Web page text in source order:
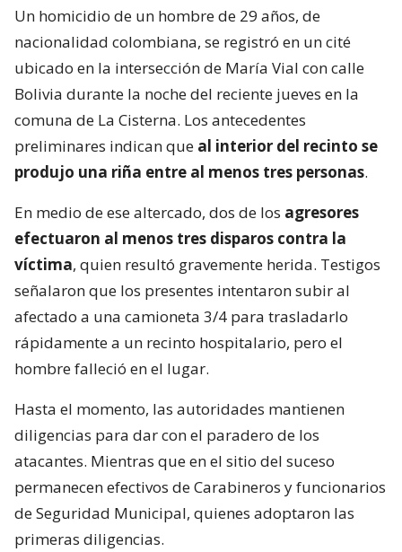
Un homicidio de un hombre de 29 años, de
nacionalidad colombiana, se registró en un cité
ubicado en la intersección de María Vial con calle
Bolivia durante la noche del reciente jueves en la
comuna de La Cisterna. Los antecedentes
preliminares indican que al interior del recinto se
produjo una riña entre al menos tres personas.
En medio de ese altercado, dos de los agresores
efectuaron al menos tres disparos contra la
víctima, quien resultó gravemente herida. Testigos
señalaron que los presentes intentaron subir al
afectado a una camioneta 3/4 para trasladarlo
rápidamente a un recinto hospitalario, pero el
hombre falleció en el lugar.
Hasta el momento, las autoridades mantienen
diligencias para dar con el paradero de los
atacantes. Mientras que en el sitio del suceso
permanecen efectivos de Carabineros y funcionarios
de Seguridad Municipal, quienes adoptaron las
primeras diligencias.